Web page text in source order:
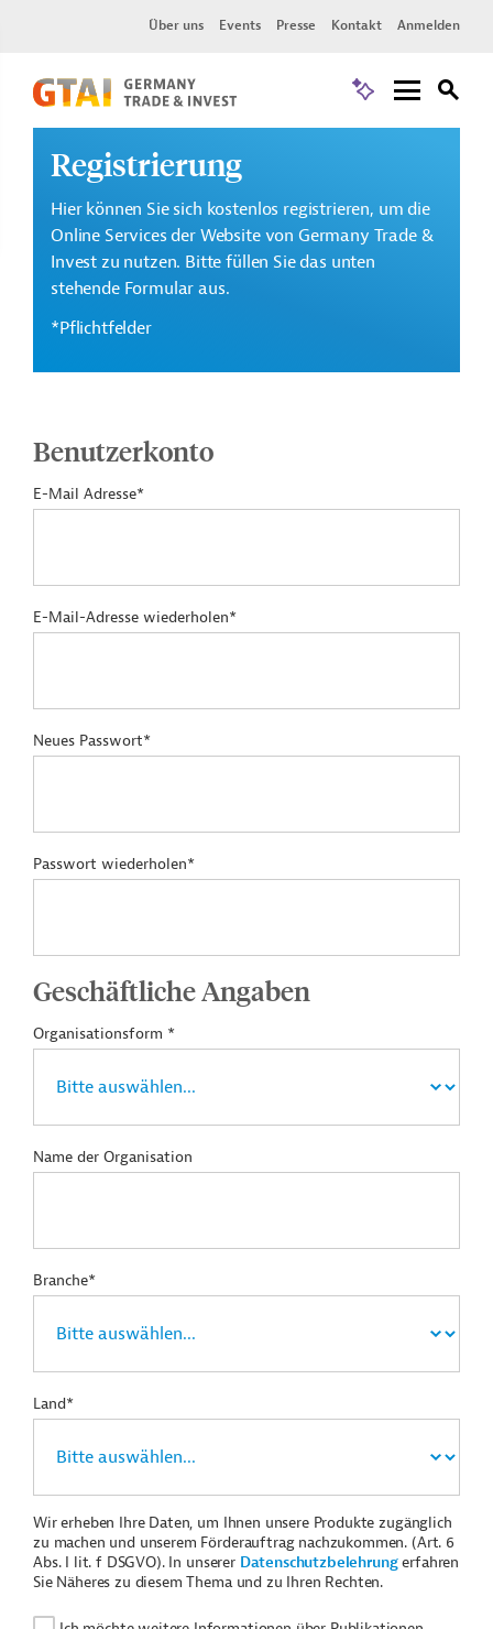
Über uns Events Presse Kontakt Anmelden
Registrierung
Hier können Sie sich kostenlos registrieren, um die
Online Services der Website von Germany Trade &
Invest zu nutzen. Bitte füllen Sie das unten
stehende Formular aus.
*Pflichtfelder
Benutzerkonto
E-Mail Adresse*
E-Mail-Adresse wiederholen*
Neues Passwort*
Passwort wiederholen*
Geschäftliche Angaben
Organisationsform *
Name der Organisation
Branche*
Land*
Wir erheben Ihre Daten, um Ihnen unsere Produkte zugänglich
zu machen und unserem Förderauftrag nachzukommen. (Art. 6
Abs. I lit. f DSGVO). In unserer Datenschutzbelehrungerfahren
Sie Näheres zu diesem Thema und zu Ihren Rechten.